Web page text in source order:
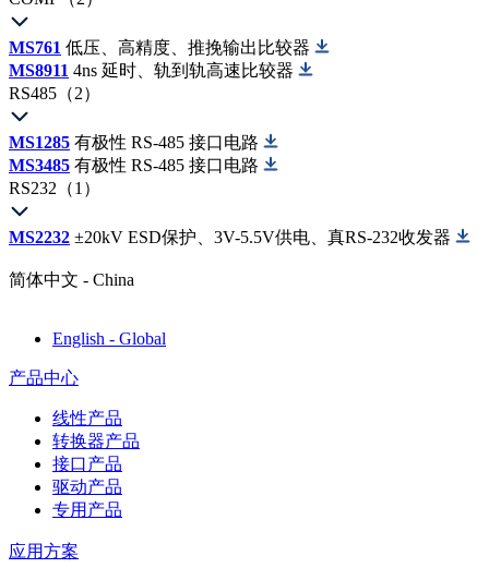
MS761 低压、高精度、推挽输出比较器
MS8911 4ns 延时、轨到轨高速比较器
RS485（2）
MS1285 有极性 RS-485 接口电路
MS3485 有极性 RS-485 接口电路
RS232（1）
MS2232 ±20kV ESD保护、3V-5.5V供电、真RS-232收发器
简体中文 - China
English - Global
产品中心
线性产品
转换器产品
接口产品
驱动产品
专用产品
应用方案